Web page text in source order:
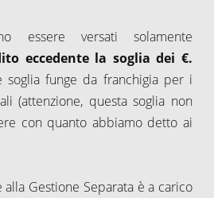
essere versati solamente
eccedente la soglia dei €.
soglia funge da franchigia per i
(attenzione, questa soglia non
con quanto abbiamo detto ai
alla Gestione Separata è a carico